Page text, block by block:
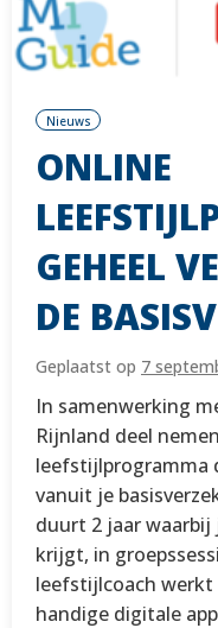
Nieuws
ONLINE
GEHEEL
DE
Geplaatst op 7
In samenwerking
Rijnland deel
leefstijlprogramma
vanuit je
duurt 2 jaar
krijgt, in
leefstijlcoach werkt
handige digitale